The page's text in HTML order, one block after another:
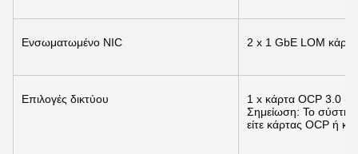
Ενσωματωμένο NIC 2 x 1 GbE LOM κάρτα
Επιλογές δικτύου
1 x κάρτα OCP 3.0
Σημείωση: Το
είτε κάρτας OCP ή